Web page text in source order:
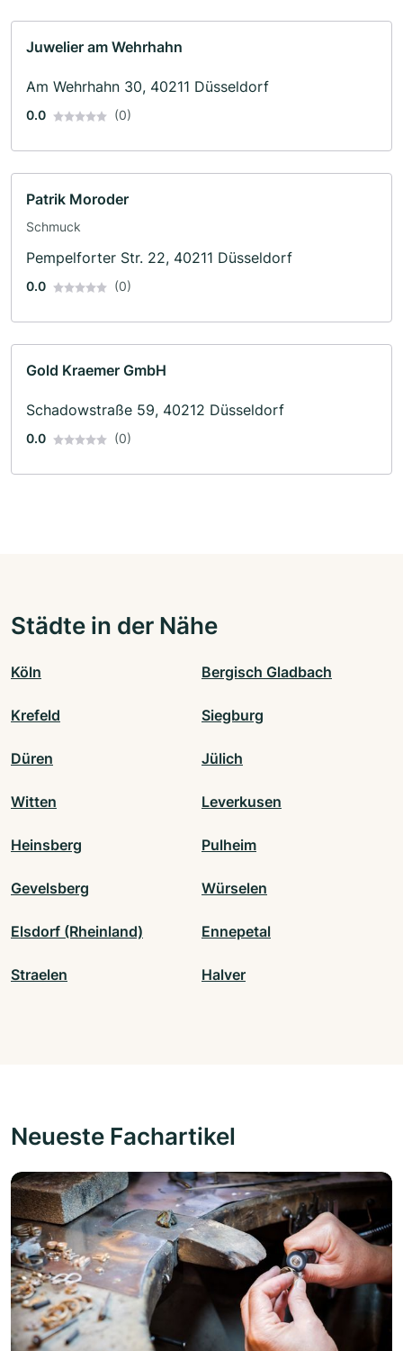
Juwelier am Wehrhahn
Am Wehrhahn 30, 40211 Düsseldorf
0.0 (0)
Patrik Moroder
Schmuck
Pempelforter Str. 22, 40211 Düsseldorf
0.0 (0)
Gold Kraemer GmbH
Schadowstraße 59, 40212 Düsseldorf
0.0 (0)
Städte in der Nähe
Köln Bergisch Gladbach
Krefeld Siegburg
Düren Jülich
Witten Leverkusen
Heinsberg Pulheim
Gevelsberg Würselen
Elsdorf (Rheinland) Ennepetal
Straelen Halver
Neueste Fachartikel